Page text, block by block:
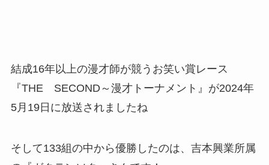
結成16年以上の漫才師が競うお笑い賞レース
『THE SECOND～漫才トーナメント』が2024年
5月19日に放送されましたね
そして133組の中から優勝したのは、吉本興業所属